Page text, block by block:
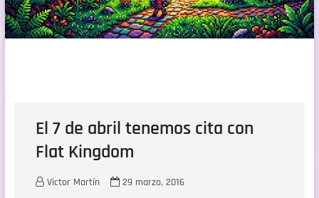
El 7 de abril tenemos cita con
Flat Kingdom
Victor Martín
29 marzo, 2016